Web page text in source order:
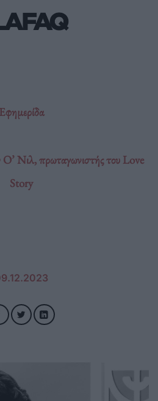
Εφημερίδα
Ο’ Νιλ, πρωταγωνιστής του Love
Story